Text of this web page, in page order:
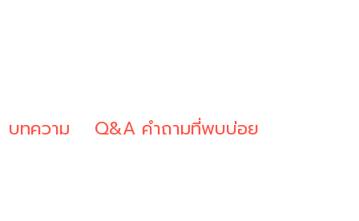
บทความ Q&A คำถามที่พบบ่อย